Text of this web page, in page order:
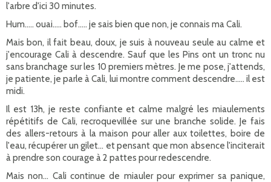
l'arbre d'ici 30 minutes.
Hum..... ouai..... bof..... je sais bien que non, je connais ma Cali.
Mais bon, il fait beau, doux, je suis à nouveau seule au calme et
j'encourage Cali à descendre. Sauf que les Pins ont un tronc nu
sans branchage sur les 10 premiers mètres. Je me pose, j'attends,
je patiente, je parle à Cali, lui montre comment descendre..... il est
midi.
Il est 13h, je reste confiante et calme malgré les miaulements
répétitifs de Cali, recroquevillée sur une branche solide. Je fais
des allers-retours à la maison pour aller aux toilettes, boire de
l'eau, récupérer un gilet... et pensant que mon absence l'inciterait
à prendre son courage à 2 pattes pour redescendre.
Mais non... Cali continue de miauler pour exprimer sa panique,